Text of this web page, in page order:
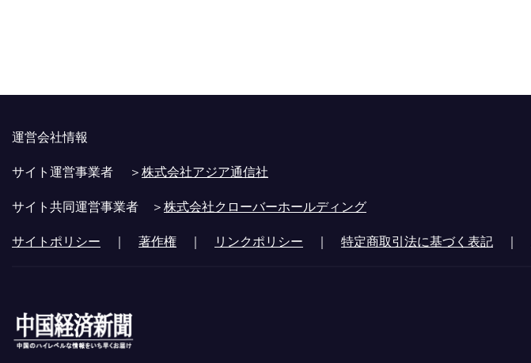
運営会社情報
サイト運営事業者 ＞株式会社アジア通信社
サイト共同運営事業者 ＞株式会社クローバーホールディング
サイトポリシー ｜ 著作権 ｜ リンクポリシー ｜ 特定商取引法に基づく表記 ｜